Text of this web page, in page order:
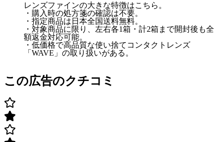
レンズファインの大きな特徴はこちら。
・購入時の処方箋の確認は不要。
・指定商品は日本全国送料無料。
・対象商品に限り、左右各1箱・計2箱まで開封後も全
額返金対応可能。
・低価格で高品質な使い捨てコンタクトレンズ
「WAVE」の取り扱いがある。
この広告のクチコミ